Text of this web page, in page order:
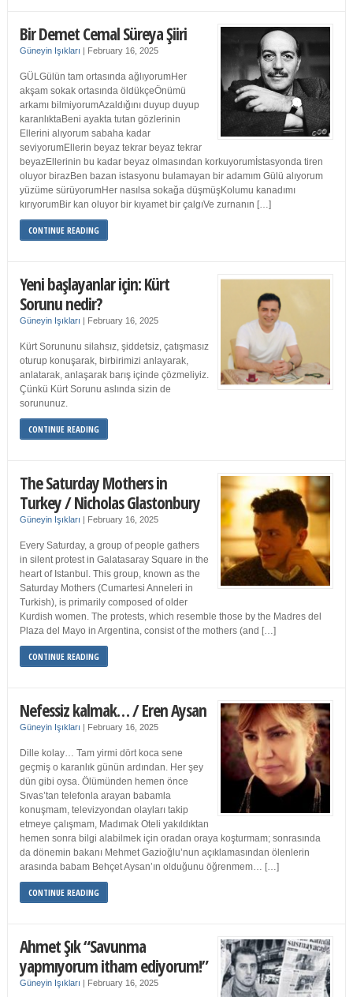
Bir Demet Cemal Süreya Şiiri
Güneyin Işıkları | February 16, 2025
GÜLGülün tam ortasında ağlıyorumHer
akşam sokak ortasında öldükçeÖnümü
arkamı bilmiyorumAzaldığını duyup duyup
karanlıktaBeni ayakta tutan gözlerinin
Ellerini alıyorum sabaha kadar
seviyorumEllerin beyaz tekrar beyaz tekrar
beyazEllerinin bu kadar beyaz olmasından korkuyorumİstasyonda tiren
oluyor birazBen bazan istasyonu bulamayan bir adamım Gülü alıyorum
yüzüme sürüyorumHer nasılsa sokağa düşmüşKolumu kanadımı
kırıyorumBir kan oluyor bir kıyamet bir çalgıVe zurnanın […]
CONTINUE READING
Yeni başlayanlar için: Kürt
Sorunu nedir?
Güneyin Işıkları | February 16, 2025
Kürt Sorununu silahsız, şiddetsiz, çatışmasız
oturup konuşarak, birbirimizi anlayarak,
anlatarak, anlaşarak barış içinde çözmeliyiz.
Çünkü Kürt Sorunu aslında sizin de
sorununuz.
CONTINUE READING
The Saturday Mothers in
Turkey / Nicholas Glastonbury
Güneyin Işıkları | February 16, 2025
Every Saturday, a group of people gathers
in silent protest in Galatasaray Square in the
heart of Istanbul. This group, known as the
Saturday Mothers (Cumartesi Anneleri in
Turkish), is primarily composed of older
Kurdish women. The protests, which resemble those by the Madres del
Plaza del Mayo in Argentina, consist of the mothers (and […]
CONTINUE READING
Nefessiz kalmak… / Eren Aysan
Güneyin Işıkları | February 16, 2025
Dille kolay… Tam yirmi dört koca sene
geçmiş o karanlık günün ardından. Her şey
dün gibi oysa. Ölümünden hemen önce
Sıvas’tan telefonla arayan babamla
konuşmam, televizyondan olayları takip
etmeye çalışmam, Madımak Oteli yakıldıktan
hemen sonra bilgi alabilmek için oradan oraya koşturmam; sonrasında
da dönemin bakanı Mehmet Gazioğlu’nun açıklamasından ölenlerin
arasında babam Behçet Aysan’ın olduğunu öğrenmem… […]
CONTINUE READING
Ahmet Şık “Savunma
yapmıyorum itham ediyorum!”
Güneyin Işıkları | February 16, 2025